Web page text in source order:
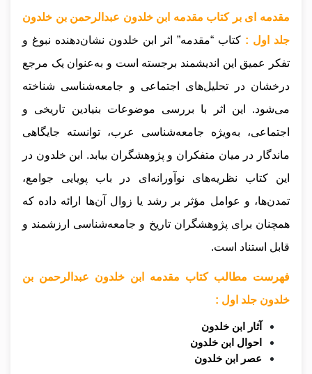
مقدمه ای بر کتاب مقدمه ابن خلدون عبدالرحمن بن خلدون
جلد اول : کتاب “مقدمه” اثر ابن خلدون نشان‌دهنده نبوغ و
تفکر عمیق این اندیشمند برجسته است و به‌عنوان یک مرجع
درخشان در تحلیل‌های اجتماعی و جامعه‌شناسی شناخته
می‌شود. این اثر با بررسی موضوعات بنیادین تاریخی و
اجتماعی، به‌ویژه جامعه‌شناسی عرب، توانسته جایگاهی
ماندگار در میان متفکران و پژوهشگران بیابد. ابن خلدون در
این کتاب نظریه‌های نوآورانه‌ای در باب پویایی جوامع،
تمدن‌ها، و عوامل مؤثر بر رشد یا زوال آن‌ها ارائه داده که
همچنان برای پژوهشگران تاریخ و جامعه‌شناسی ارزشمند و
قابل استناد است.
فهرست مطالب کتاب مقدمه ابن خلدون عبدالرحمن بن
خلدون جلد اول :
آثار ابن خلدون
احوال ابن خلدون
عصر ابن خلدون